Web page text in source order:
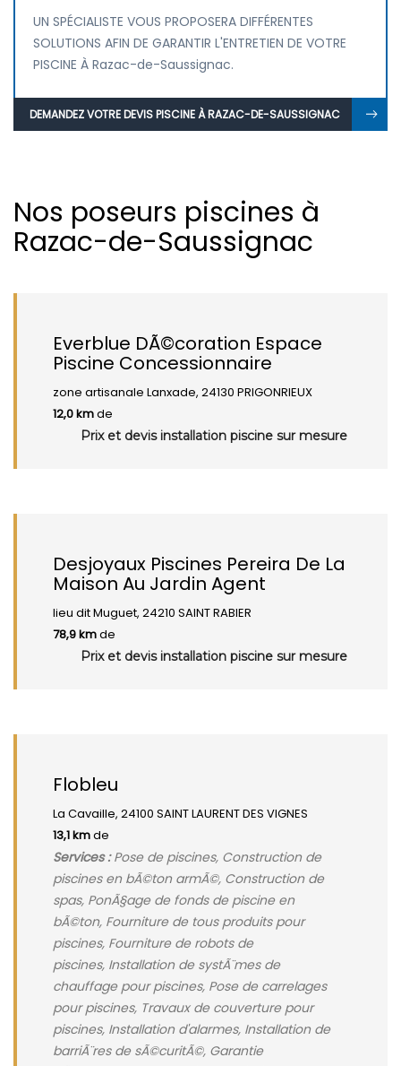
UN SPÉCIALISTE VOUS PROPOSERA DIFFÉRENTES
SOLUTIONS AFIN DE GARANTIR L'ENTRETIEN DE VOTRE
PISCINE À Razac-de-Saussignac.
DEMANDEZ VOTRE DEVIS PISCINE À RAZAC-DE-SAUSSIGNAC
Nos poseurs piscines à
Razac-de-Saussignac
Everblue DÃ©coration Espace
Piscine Concessionnaire
zone artisanale Lanxade, 24130 PRIGONRIEUX
12,0 kmde
Prix et devis installation piscine sur mesure
Desjoyaux Piscines Pereira De La
Maison Au Jardin Agent
lieu dit Muguet, 24210 SAINT RABIER
78,9 kmde
Prix et devis installation piscine sur mesure
Flobleu
La Cavaille, 24100 SAINT LAURENT DES VIGNES
13,1 kmde
Services :Pose de piscines, Construction de
piscines en bÃ©ton armÃ©, Construction de
spas, PonÃ§age de fonds de piscine en
bÃ©ton, Fourniture de tous produits pour
piscines, Fourniture de robots de
piscines, Installation de systÃ¨mes de
chauffage pour piscines, Pose de carrelages
pour piscines, Travaux de couverture pour
piscines, Installation d'alarmes, Installation de
barriÃ¨res de sÃ©curitÃ©, Garantie